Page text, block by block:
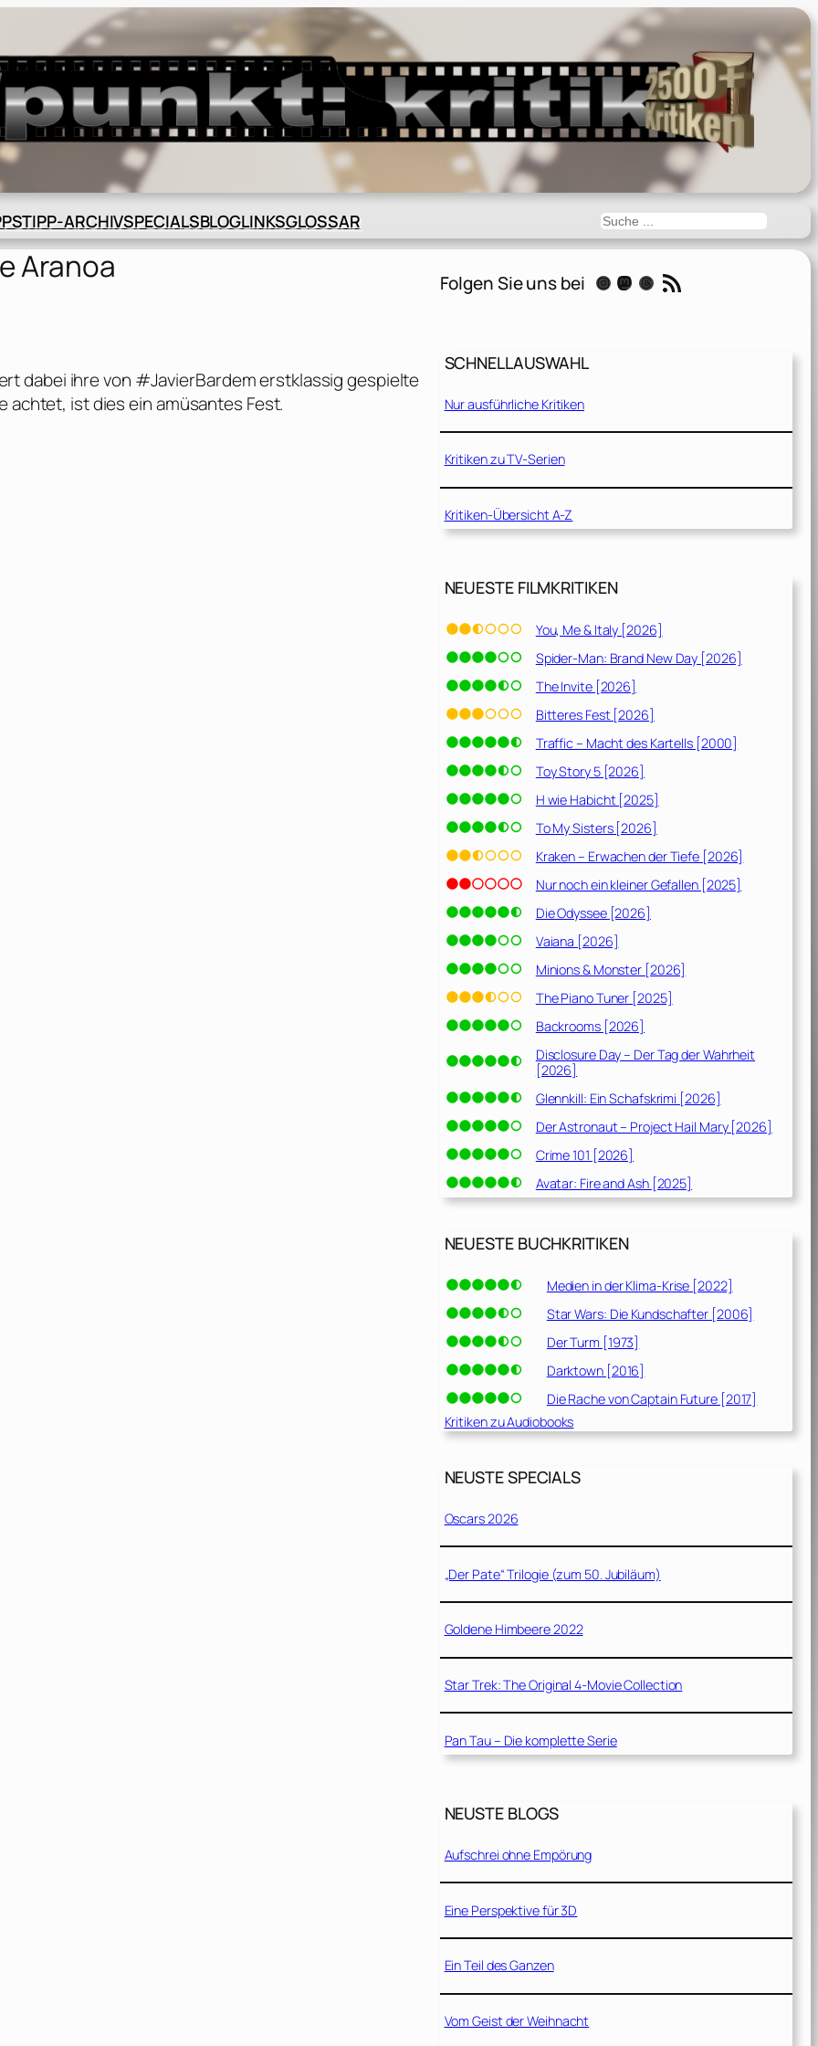
TIPP-ARCHIVSPECIALSBLOGLINKSGLOSSAR Suchen
Aranoa
dabei ihre von #JavierBardem erstklassig gespielte
achtet, ist dies ein amüsantes Fest.
Folgen Sie uns bei Instagram Mastodon Threads RSS-Feed
SCHNELLAUSWAHL
Nur ausführliche Kritiken
Kritiken zu TV-Serien
Kritiken-Übersicht A-Z
NEUESTE FILMKRITIKEN
You, Me & Italy [2026]
Spider-Man: Brand New Day [2026]
The Invite [2026]
Bitteres Fest [2026]
Traffic – Macht des Kartells [2000]
Toy Story 5 [2026]
H wie Habicht [2025]
To My Sisters [2026]
Kraken – Erwachen der Tiefe [2026]
Nur noch ein kleiner Gefallen [2025]
Die Odyssee [2026]
Vaiana [2026]
Minions & Monster [2026]
The Piano Tuner [2025]
Backrooms [2026]
Disclosure Day – Der Tag der Wahrheit
[2026]
Glennkill: Ein Schafskrimi [2026]
Der Astronaut – Project Hail Mary [2026]
Crime 101 [2026]
Avatar: Fire and Ash [2025]
NEUESTE BUCHKRITIKEN
Medien in der Klima-Krise [2022]
Star Wars: Die Kundschafter [2006]
Der Turm [1973]
Darktown [2016]
Die Rache von Captain Future [2017]
Kritiken zu Audiobooks
NEUSTE SPECIALS
Oscars 2026
„Der Pate“ Trilogie (zum 50. Jubiläum)
Goldene Himbeere 2022
Star Trek: The Original 4-Movie Collection
Pan Tau – Die komplette Serie
NEUSTE BLOGS
Aufschrei ohne Empörung
Eine Perspektive für 3D
Ein Teil des Ganzen
Vom Geist der Weihnacht